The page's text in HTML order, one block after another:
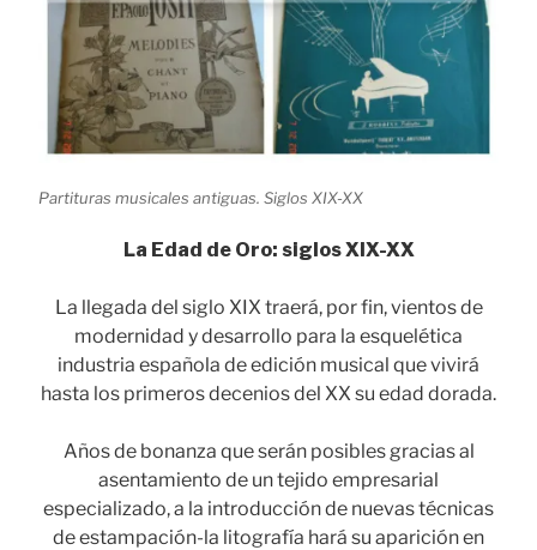
Partituras musicales antiguas. Siglos XIX-XX
La Edad de Oro: siglos XIX-XX
La llegada del siglo XIX traerá, por fin, vientos de
modernidad y desarrollo para la esquelética
industria española de edición musical que vivirá
hasta los primeros decenios del XX su edad dorada.
Años de bonanza que serán posibles gracias al
asentamiento de un tejido empresarial
especializado, a la introducción de nuevas técnicas
de estampación-la litografía hará su aparición en